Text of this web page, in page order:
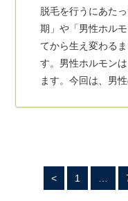
脱毛を行うにあた
期」や「男性ホル
てから生え変わる
す。男性ホルモン
ます。今回は、男
< 1